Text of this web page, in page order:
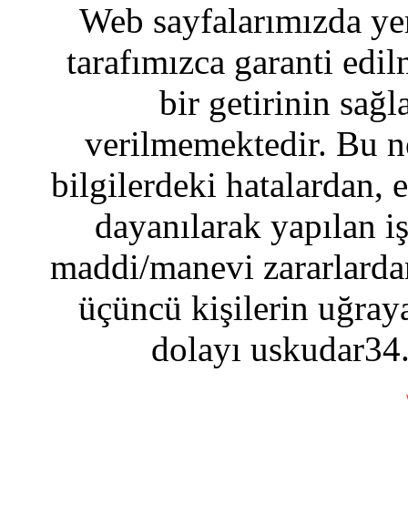
Web sayfalarımızda
tarafımızca garanti
bir getirinin
verilmemektedir. Bu
bilgilerdeki hatalardan,
dayanılarak yapılan
maddi/manevi
üçüncü kişilerin
dolayı